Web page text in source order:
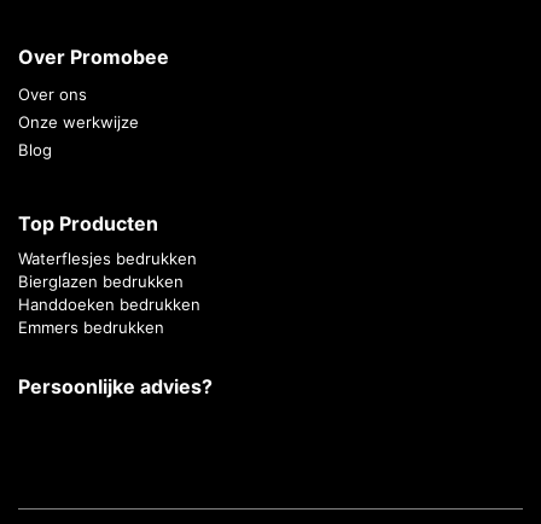
Over Promobee
Over ons
Onze werkwijze
Blog
Top Producten
Waterflesjes bedrukken
Bierglazen bedrukken
Handdoeken bedrukken
Emmers bedrukken
Persoonlijke advies?